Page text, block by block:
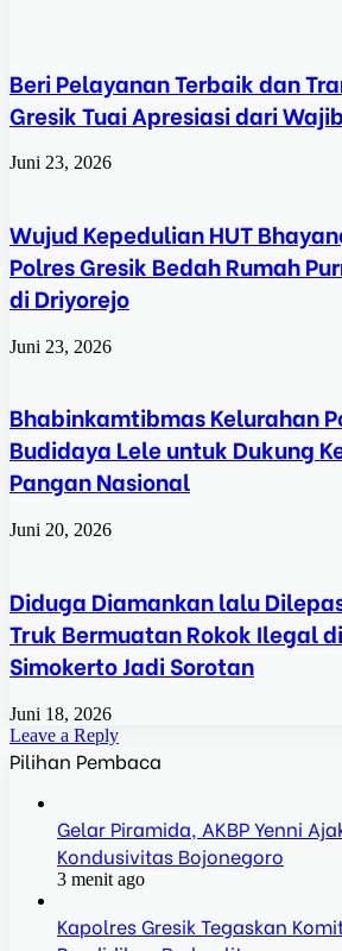
Beri Pelayanan Terbaik dan
Gresik Tuai Apresiasi dari
Juni 23, 2026
Wujud Kepedulian HUT
Polres Gresik Bedah Rumah
di Driyorejo
Juni 23, 2026
Bhabinkamtibmas Kelurahan
Budidaya Lele untuk Dukung
Pangan Nasional
Juni 20, 2026
Diduga Diamankan lalu
Truk Bermuatan Rokok Ilegal
Simokerto Jadi Sorotan
Juni 18, 2026
Leave a Reply
Pilihan Pembaca
Gelar Piramida, AKBP Yenni
Kondusivitas Bojonegoro
3 menit ago
Kapolres Gresik Tegaskan